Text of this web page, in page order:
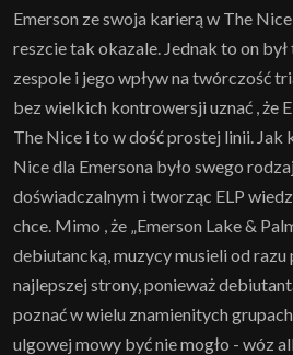
Emerson ze swoja karierą w The
reszcie tak okazale. Jednak to on
zespole i jego wpływ na twórczość
bez wielkich kontrowersji uznać , że
The Nice i to w dość prostej linii. Jak
Nice dla Emersona było swego
doświadczalnym i tworząc ELP
chce. Mimo , że „Emerson Lake &
debiutancką, muzycy musieli od razu
najlepszej strony, ponieważ
poznać w wielu znamienitych
ulgowej mowy być nie mogło - wóz